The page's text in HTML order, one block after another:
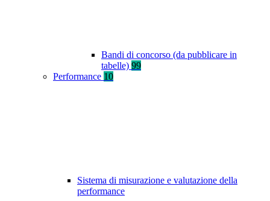
Bandi di concorso (da pubblicare in
tabelle) 99
Performance 10
Sistema di misurazione e valutazione della
performance